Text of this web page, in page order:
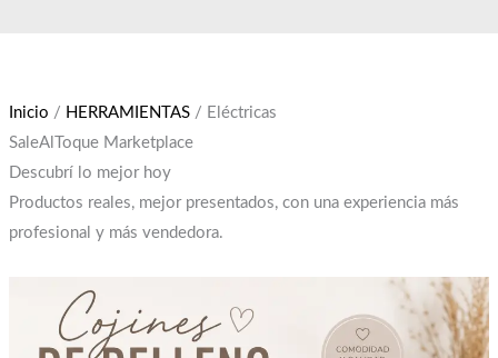
Inicio / HERRAMIENTAS/ Eléctricas
SaleAlToque Marketplace
Descubrí lo mejor hoy
Productos reales, mejor presentados, con una experiencia más
profesional y más vendedora.
era:
$12,000.
es:
$10,000.